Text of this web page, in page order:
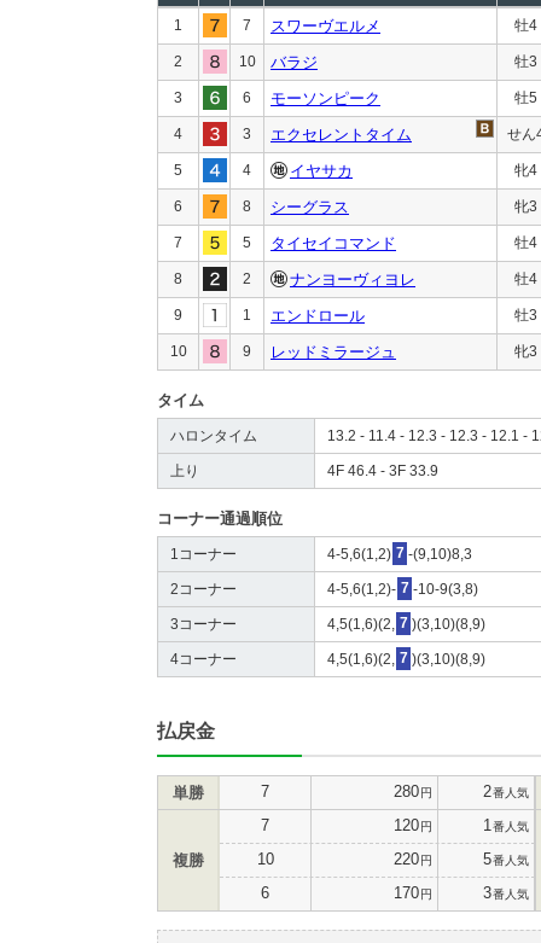
1 7 スワーヴエルメ 牡4
2 10 バラジ 牡3
3 6 モーソンピーク 牡5
4 3 エクセレントタイム せん
5 4 イヤサカ 牝4
6 8 シーグラス 牝3
7 5 タイセイコマンド 牡4
8 2 ナンヨーヴィヨレ 牡4
9 1 エンドロール 牡3
10 9 レッドミラージュ 牝3
タイム
ハロンタイム 13.2 - 11.4 - 12.3 - 12.3 - 12.1 -
上り 4F 46.4 - 3F 33.9
コーナー通過順位
1コーナー 4-5,6(1,2) 7 -(9,10)8,3
2コーナー 4-5,6(1,2)- 7 -10-9(3,8)
3コーナー 4,5(1,6)(2, 7 )(3,10)(8,9)
4コーナー 4,5(1,6)(2, 7 )(3,10)(8,9)
払戻金
単勝 7 280円 2番人気
複勝
7 120円 1 番人気
10 220円 5番人気
6 170円 3番人気